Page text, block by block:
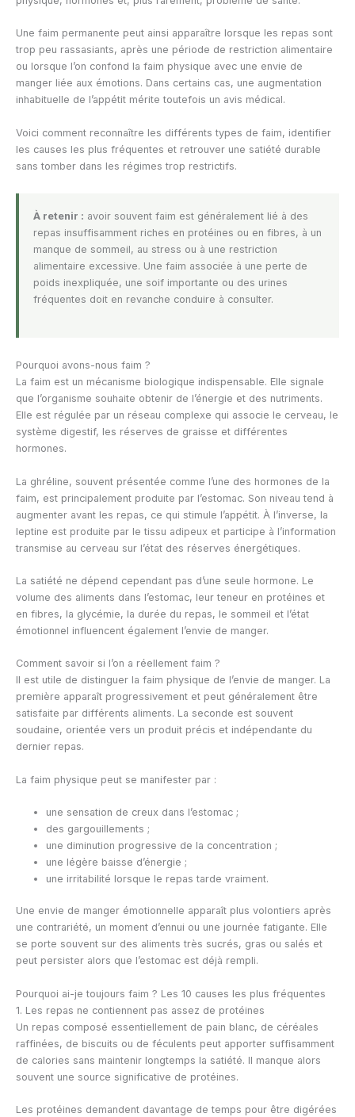
Une faim permanente peut ainsi apparaître lorsque les repas sont
trop peu rassasiants, après une période de restriction alimentaire
ou lorsque l’on confond la faim physique avec une envie de
manger liée aux émotions. Dans certains cas, une augmentation
inhabituelle de l’appétit mérite toutefois un avis médical.
Voici comment reconnaître les différents types de faim, identifier
les causes les plus fréquentes et retrouver une satiété durable
sans tomber dans les régimes trop restrictifs.
À retenir : avoir souvent faim est généralement lié à des
repas insuffisamment riches en protéines ou en fibres, à un
manque de sommeil, au stress ou à une restriction
alimentaire excessive. Une faim associée à une perte de
poids inexpliquée, une soif importante ou des urines
fréquentes doit en revanche conduire à consulter.
Pourquoi avons-nous faim ?
La faim est un mécanisme biologique indispensable. Elle signale
que l’organisme souhaite obtenir de l’énergie et des nutriments.
Elle est régulée par un réseau complexe qui associe le cerveau, le
système digestif, les réserves de graisse et différentes
hormones.
La ghréline, souvent présentée comme l’une des hormones de la
faim, est principalement produite par l’estomac. Son niveau tend à
augmenter avant les repas, ce qui stimule l’appétit. À l’inverse, la
leptine est produite par le tissu adipeux et participe à l’information
transmise au cerveau sur l’état des réserves énergétiques.
La satiété ne dépend cependant pas d’une seule hormone. Le
volume des aliments dans l’estomac, leur teneur en protéines et
en fibres, la glycémie, la durée du repas, le sommeil et l’état
émotionnel influencent également l’envie de manger.
Comment savoir si l’on a réellement faim ?
Il est utile de distinguer la faim physique de l’envie de manger. La
première apparaît progressivement et peut généralement être
satisfaite par différents aliments. La seconde est souvent
soudaine, orientée vers un produit précis et indépendante du
dernier repas.
La faim physique peut se manifester par :
une sensation de creux dans l’estomac ;
des gargouillements ;
une diminution progressive de la concentration ;
une légère baisse d’énergie ;
une irritabilité lorsque le repas tarde vraiment.
Une envie de manger émotionnelle apparaît plus volontiers après
une contrariété, un moment d’ennui ou une journée fatigante. Elle
se porte souvent sur des aliments très sucrés, gras ou salés et
peut persister alors que l’estomac est déjà rempli.
Pourquoi ai-je toujours faim ? Les 10 causes les plus fréquentes
1. Les repas ne contiennent pas assez de protéines
Un repas composé essentiellement de pain blanc, de céréales
raffinées, de biscuits ou de féculents peut apporter suffisamment
de calories sans maintenir longtemps la satiété. Il manque alors
souvent une source significative de protéines.
Les protéines demandent davantage de temps pour être digérées